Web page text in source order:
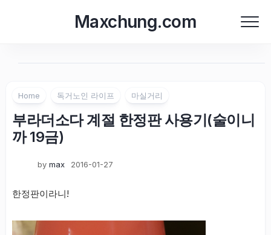
Maxchung.com
Home 독거노인 라이프 마실거리
부라더소다 계절 한정판 사용기(술이니
까 19금)
by max 2016-01-27
한정판이라니!